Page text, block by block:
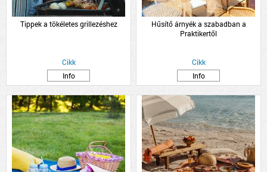
Tippek a tökéletes grillezéshez
Cikk
Info
Hűsítő árnyék a szabadban a
Praktikertől
Cikk
Info